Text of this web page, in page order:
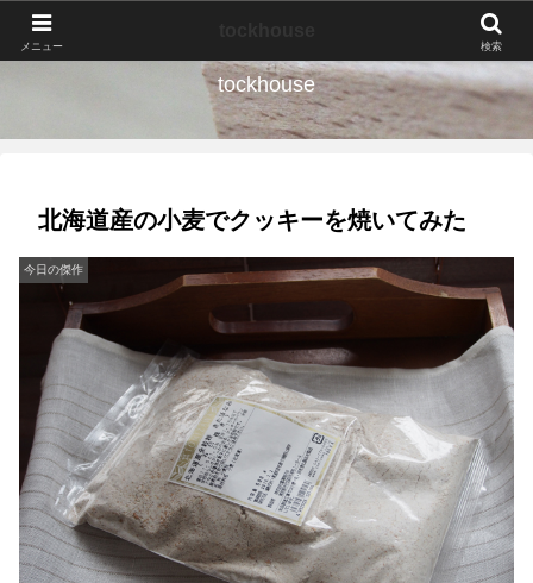
tockhouse
北海道産の小麦でクッキーを焼いてみた
今日の傑作
メニュー 検索